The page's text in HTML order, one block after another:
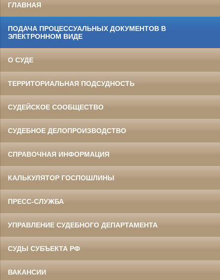
ГЛАВНАЯ
ПОДАЧА ПРОЦЕССУАЛЬНЫХ ДОКУМЕНТОВ В
ЭЛЕКТРОННОМ ВИДЕ
О СУДЕ
ТЕРРИТОРИАЛЬНАЯ ПОДСУДНОСТЬ
СУДЕЙСКОЕ СООБЩЕСТВО
СУДЕБНОЕ ДЕЛОПРОИЗВОДСТВО
СПРАВОЧНАЯ ИНФОРМАЦИЯ
КАЛЬКУЛЯТОР ГОСПОШЛИНЫ
ПРЕСС-СЛУЖБА
УПРАВЛЕНИЕ СУДЕБНОГО ДЕПАРТАМЕНТА
СУДЫ СУБЪЕКТА РФ
ВАКАНСИИ